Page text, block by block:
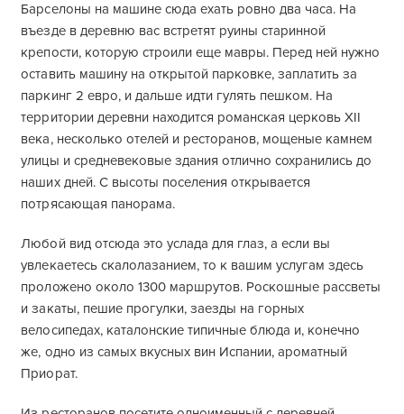
Барселоны на машине сюда ехать ровно два часа. На
въезде в деревню вас встретят руины старинной
крепости, которую строили еще мавры. Перед ней нужно
оставить машину на открытой парковке, заплатить за
паркинг 2 евро, и дальше идти гулять пешком. На
территории деревни находится романская церковь XII
века, несколько отелей и ресторанов, мощеные камнем
улицы и средневековые здания отлично сохранились до
наших дней. С высоты поселения открывается
потрясающая панорама.
Любой вид отсюда это услада для глаз, а если вы
увлекаетесь скалолазанием, то к вашим услугам здесь
проложено около 1300 маршрутов. Роскошные рассветы
и закаты, пешие прогулки, заезды на горных
велосипедах, каталонские типичные блюда и, конечно
же, одно из самых вкусных вин Испании, ароматный
Приорат.